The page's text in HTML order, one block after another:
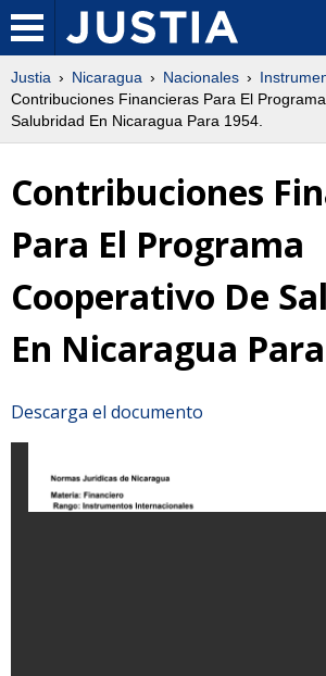
Justia Nicaragua Nacionales
Contribuciones Financieras Para El
Salubridad En Nicaragua Para 1954.
Contribuciones
Para El Programa
Cooperativo De
En Nicaragua
Descarga el documento